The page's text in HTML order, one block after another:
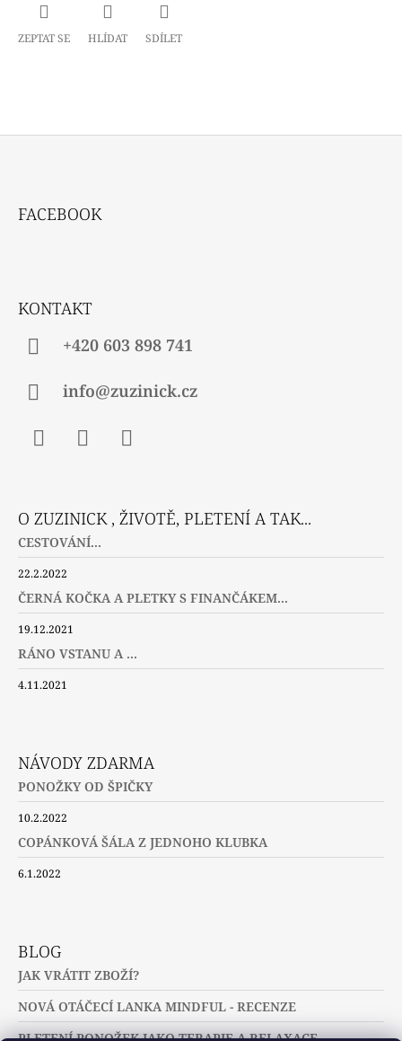
ZEPTAT SE HLÍDAT SDÍLET
FACEBOOK
KONTAKT
+420 603 898 741
info@zuzinick.cz
O ZUZINICK , ŽIVOTĚ, PLETENÍ A TAK...
CESTOVÁNÍ...
22.2.2022
ČERNÁ KOČKA A PLETKY S FINANČÁKEM...
19.12.2021
RÁNO VSTANU A ...
4.11.2021
NÁVODY ZDARMA
PONOŽKY OD ŠPIČKY
10.2.2022
COPÁNKOVÁ ŠÁLA Z JEDNOHO KLUBKA
6.1.2022
BLOG
JAK VRÁTIT ZBOŽÍ?
NOVÁ OTÁČECÍ LANKA MINDFUL - RECENZE